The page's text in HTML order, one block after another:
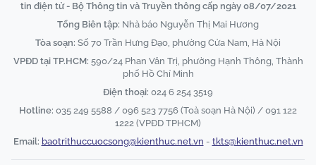
tin điện tử - Bộ Thông tin và Truyền thông cấp ngày 08/07/2021
Tổng Biên tập: Nhà báo Nguyễn Thị Mai Hương
Tòa soạn: Số 70 Trần Hưng Đạo, phường Cửa Nam, Hà Nội
VPĐD tại TP.HCM: 590/24 Phan Văn Trị, phường Hạnh Thông, Thành
phố Hồ Chí Minh
Điện thoại: 024 6 254 3519
Hotline: 035 249 5588 / 096 523 7756 (Toà soạn Hà Nội) / 091 122
1222 (VPĐD TPHCM)
Email: baotrithuccuocsong@kienthuc.net.vn - tkts@kienthuc.net.vn